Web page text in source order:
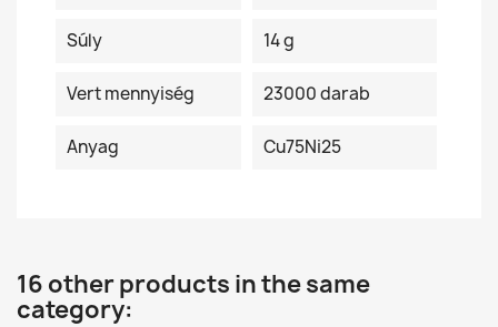
Súly 14 g
Vert mennyiség 23000 darab
Anyag Cu75Ni25
16 other products in the same
category: